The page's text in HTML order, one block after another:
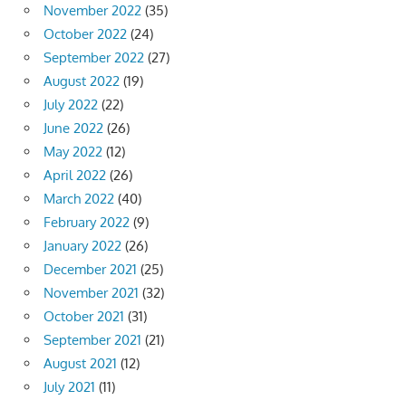
November 2022 (35)
October 2022 (24)
September 2022 (27)
August 2022 (19)
July 2022 (22)
June 2022 (26)
May 2022 (12)
April 2022 (26)
March 2022 (40)
February 2022 (9)
January 2022 (26)
December 2021 (25)
November 2021 (32)
October 2021 (31)
September 2021 (21)
August 2021 (12)
July 2021 (11)